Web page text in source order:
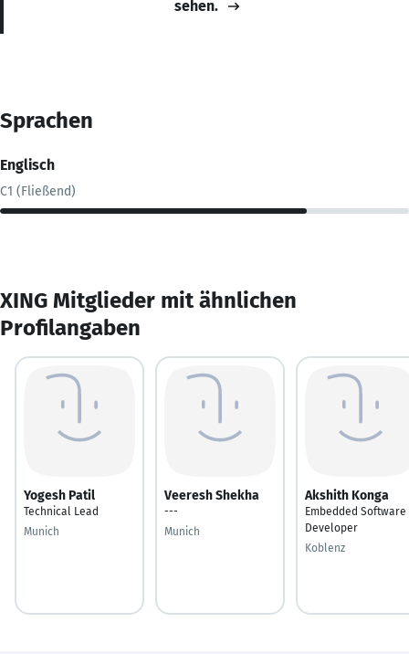
sehen.
Sprachen
Englisch
C1 (Fließend)
XING Mitglieder mit ähnlichen
Profilangaben
Yogesh Patil
Technical Lead
Munich
Veeresh Shekha
---
Munich
Akshith Konga
Embedded Software
Developer
Koblenz